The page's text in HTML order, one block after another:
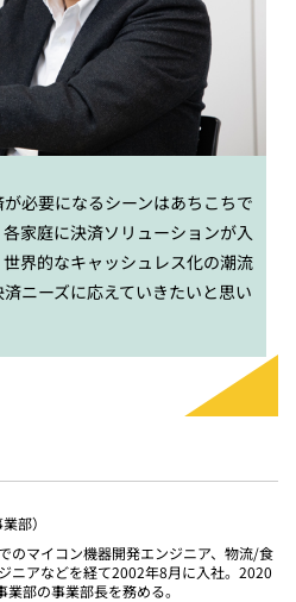
が必要になるシーンはあちこちで
家庭に決済ソリューションが入
界的なキャッシュレス化の潮流
ニーズに応えていきたいと思い
部）
のマイコン機器開発エンジニア、物流/食
ニアなどを経て2002年8月に入社。2020
部の事業部長を務める。